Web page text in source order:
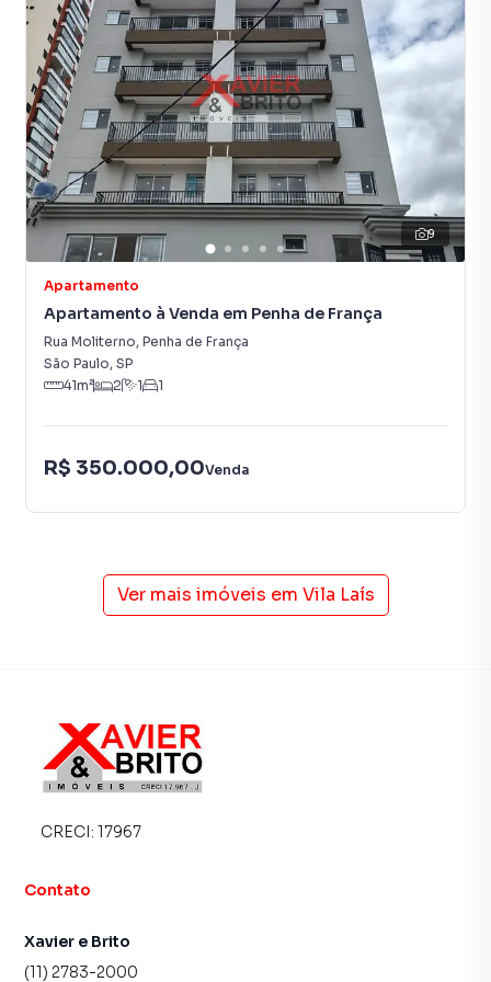
-Apto 14 – 2 quartos, 42,5m² sem vaga – R$295.000
-Apto 15 – 2 quartos, 40,5m² sem vaga – R$290.000
-Apto 16 – 2 quartos, 52m² + 1 vaga – R$415.000
-Apto 21 – 2 quartos, 45m² + sacada + 1 vaga – R$395.000
-Apto 22 – 2 quartos, 40m² sem vaga – R$290.000
-Apto 25 – 2 quartos, 40m² sem vaga – R$290.000
-Apto 26 – 2 quartos, 47,5m² + 1 vaga – R$395.000
-Apto 32 – 2 quartos, 40m² sem vaga – R$290.000
-Apto 41 – 1 quarto, 44m² + garden, sem vaga – R$290.000
-Apto 42 – 2 quartos, 55m² + garden + 1 vaga – R$435.000
-Apto 62 – 2 quartos, 55,5m² + 1 vaga – R$425.000
Unidades com garden, sacada e vaga de garagem
Aceita financiamento e uso do FGTS
Fale conosco e reserve já a sua unidade!
Vila Laís, em São Paulo. Não encontrou o que procurava ou
Paulo? Entre em contato com nossa equipe pelo telefone
9
Apartamento
Apartamento à Venda em Penha de França
Rua Moliterno, Penha de França
São Paulo, SP
41m² 2 1 1
R$ 350.000,00Venda
Ver mais imóveis em Vila Laís
CRECI: 17967
Contato
Xavier e Brito
(11) 2783-2000